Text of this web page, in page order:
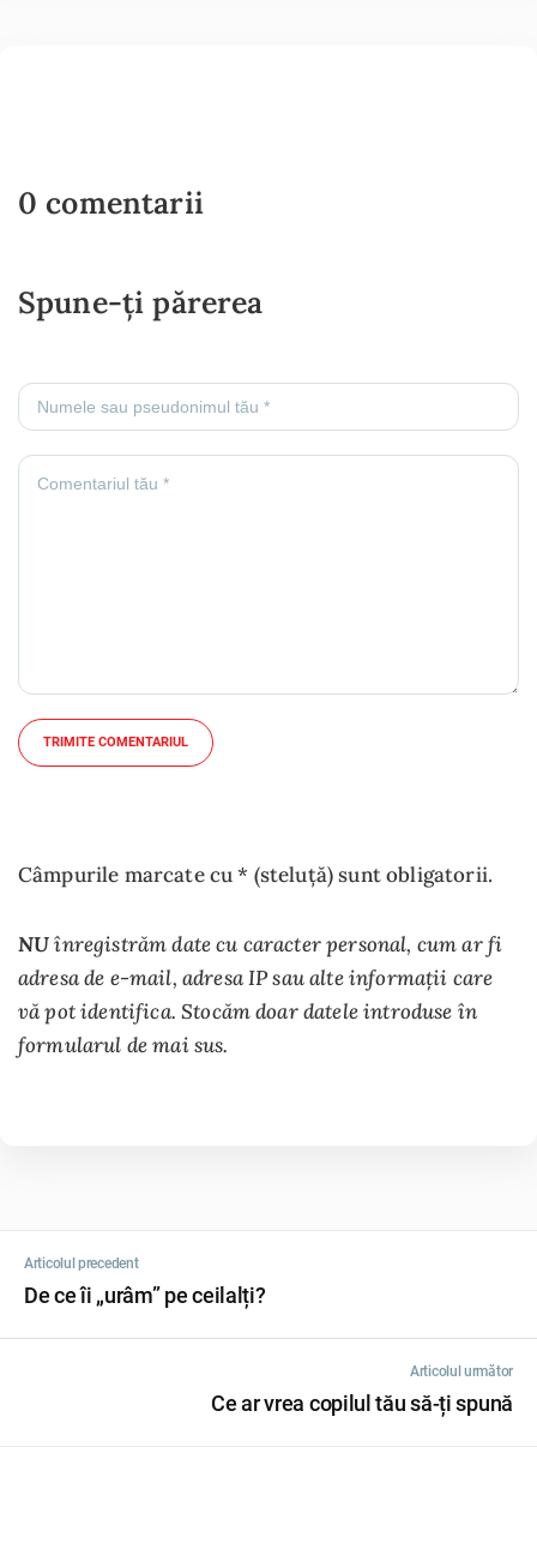
0 comentarii
Spune-ți părerea
TRIMITE COMENTARIUL
Câmpurile marcate cu * (steluță) sunt obligatorii.
NUînregistrăm date cu caracter personal, cum ar fi
adresa de e-mail, adresa IP sau alte informații care
vă pot identifica. Stocăm doar datele introduse în
formularul de mai sus.
Articolul precedent
De ce îi „urâm” pe ceilalți?
Articolul următor
Ce ar vrea copilul tău să-ți spună